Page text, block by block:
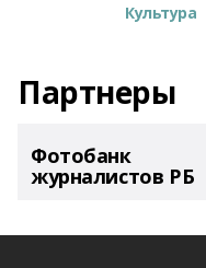
Культура
Партнеры
Фотобанк
журналистов РБ